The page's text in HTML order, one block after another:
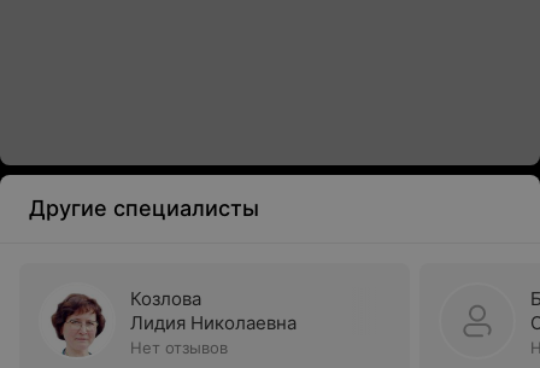
Другие специалисты
Козлова
Лидия Николаевна
Нет отзывов